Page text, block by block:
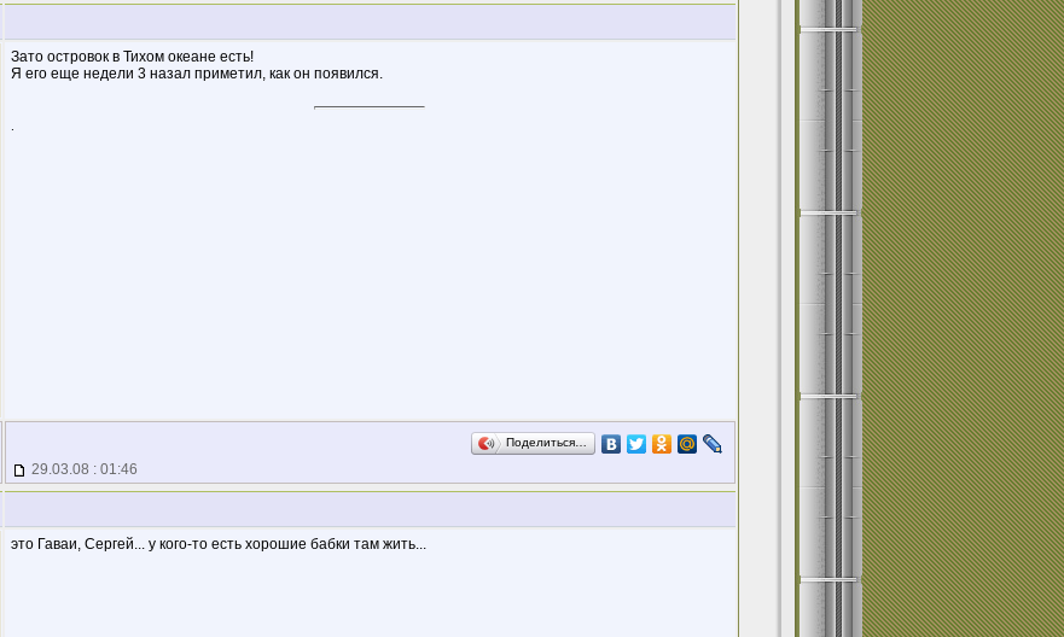
Зато островок в Тихом океане есть!
Я его еще недели 3 назал приметил, как он появился.
Поделиться…
29.03.08 : 01:46
это Гаваи, Сергей... у кого-то есть хорошие бабки там жить...